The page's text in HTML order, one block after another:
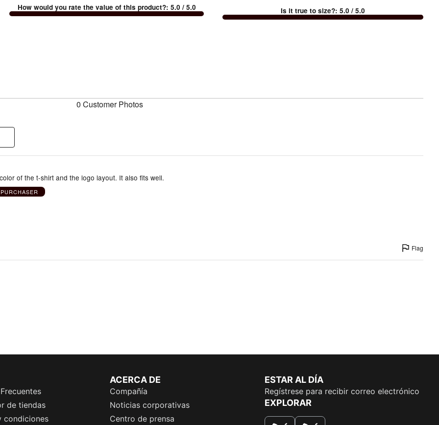
How would you rate the value of this product?: 5.0 / 5.0
Too
Is it true to size?:5.0 / 5.0
0 Customer Photos
of the t-shirt and the logo layout. It also fits well.
Flag
de tiendas
condiciones
ACERCA DE
Compañía
Noticias corporativas
Centro de prensa
ESTAR AL DÍA
Regístrese para recibir correo electrónico
EXPLORAR